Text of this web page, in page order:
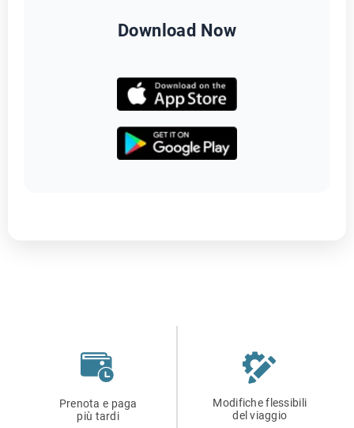
Download Now
Prenota e paga
più tardi
Modifiche flessibili
del viaggio